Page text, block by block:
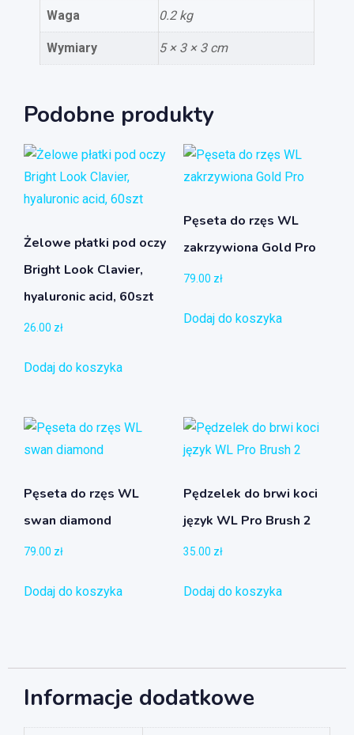
Waga 0.2 kg
Wymiary 5 × 3 × 3 cm
Podobne produkty
Żelowe płatki pod oczy
Bright Look Clavier,
hyaluronic acid, 60szt
26.00 zł
Dodaj do koszyka
Pęseta do rzęs WL
zakrzywiona Gold Pro
79.00 zł
Dodaj do koszyka
Pęseta do rzęs WL
swan diamond
79.00 zł
Dodaj do koszyka
Pędzelek do brwi koci
język WL Pro Brush 2
35.00 zł
Dodaj do koszyka
Informacje dodatkowe